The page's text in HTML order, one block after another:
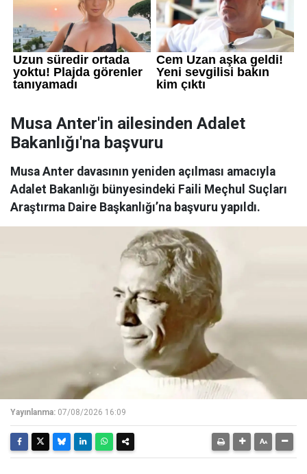
Musa Anter'in ailesinden Adalet
Bakanlığı'na başvuru
Musa Anter davasının yeniden açılması amacıyla
Adalet Bakanlığı bünyesindeki Faili Meçhul Suçları
Araştırma Daire Başkanlığı’na başvuru yapıldı.
Yayınlanma: 07/08/2026 16:09